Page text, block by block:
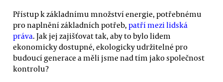
Přístup k základnímu množství energie, potřebnému
pro naplnění základních potřeb, patří mezi lidská
práva. Jak jej zajišťovat tak, aby to bylo lidem
ekonomicky dostupné, ekologicky udržitelné pro
budoucí generace a měli jsme nad tím jako společnost
kontrolu?